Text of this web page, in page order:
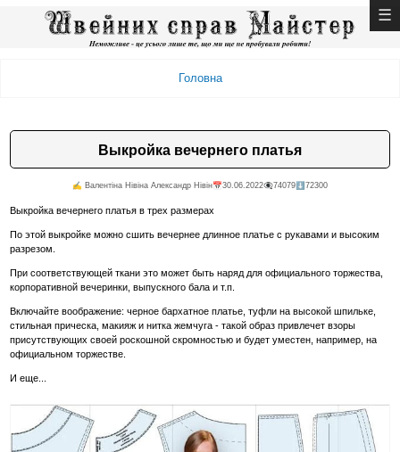
Головна
Выкройка вечернего платья
✍️ Валентiна Нiвiна Александр Нiвiн📅30.06.2022👁️‍🗨️74079 ⬇️72300
Выкройка вечернего платья в трех размерах
По этой выкройке можно сшить вечернее длинное платье с рукавами и высоким
разрезом.
При соответствующей ткани это может быть наряд для официального торжества,
корпоративной вечеринки, выпускного бала и т.п.
Включайте воображение: черное бархатное платье, туфли на высокой шпильке,
стильная прическа, макияж и нитка жемчуга - такой образ привлечет взоры
присутствующих своей роскошной скромностью и будет уместен, например, на
официальном торжестве.
И еще...